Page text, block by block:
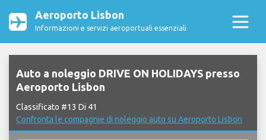
Aeroporto Lisbon
Informazioni e servizi aeroportuali essenziali
Auto a noleggio DRIVE ON HOLIDAYS presso
Aeroporto Lisbon
Classificato #13 Di 41
Confronta le compagnie di noleggio auto su Aeroporto Lisbon